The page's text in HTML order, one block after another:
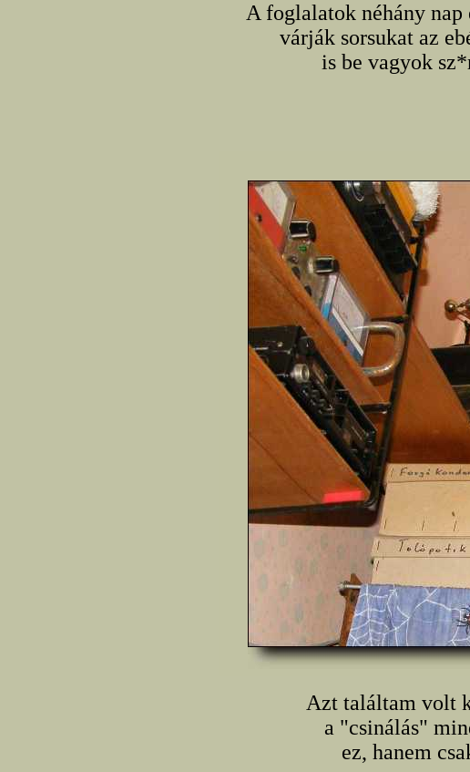
A foglalatok néhány
várják sorsukat az
is be vagyok
Azt találtam volt
a "csinálás"
ez, hanem